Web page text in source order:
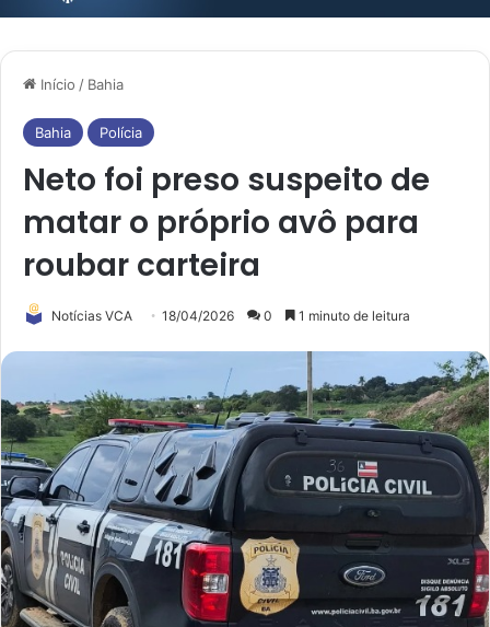
Início / Bahia
Bahia Polícia
Neto foi preso suspeito de
matar o próprio avô para
roubar carteira
Notícias VCA 18/04/2026 0 1 minuto de leitura